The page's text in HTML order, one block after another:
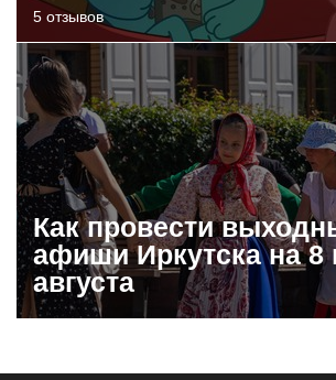
5 отзывов
Как провести
афиши Иркутска на 8
августа